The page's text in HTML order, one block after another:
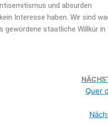
und absurden
Interesse haben. Wir sind
gewordene staatliche Willkür
Quer